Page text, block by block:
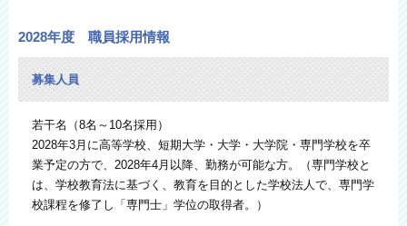
2028年度 職員採用情報
募集人員
若干名（8名～10名採用）
2028年3月に高等学校、短期大学・大学・大学院・専門学校を卒
業予定の方で、2028年4月以降、勤務が可能な方。（専門学校と
は、学校教育法に基づく、教育を目的とした学校法人で、専門学
校課程を修了し「専門士」学位の取得者。）